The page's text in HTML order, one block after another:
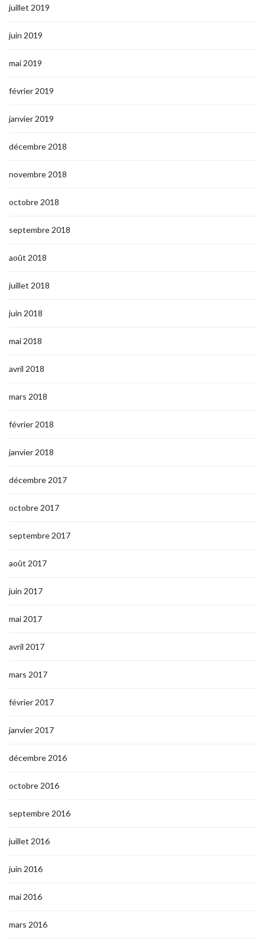
juillet 2019
juin 2019
mai 2019
février 2019
janvier 2019
décembre 2018
novembre 2018
octobre 2018
septembre 2018
août 2018
juillet 2018
juin 2018
mai 2018
avril 2018
mars 2018
février 2018
janvier 2018
décembre 2017
octobre 2017
septembre 2017
août 2017
juin 2017
mai 2017
avril 2017
mars 2017
février 2017
janvier 2017
décembre 2016
octobre 2016
septembre 2016
juillet 2016
juin 2016
mai 2016
mars 2016